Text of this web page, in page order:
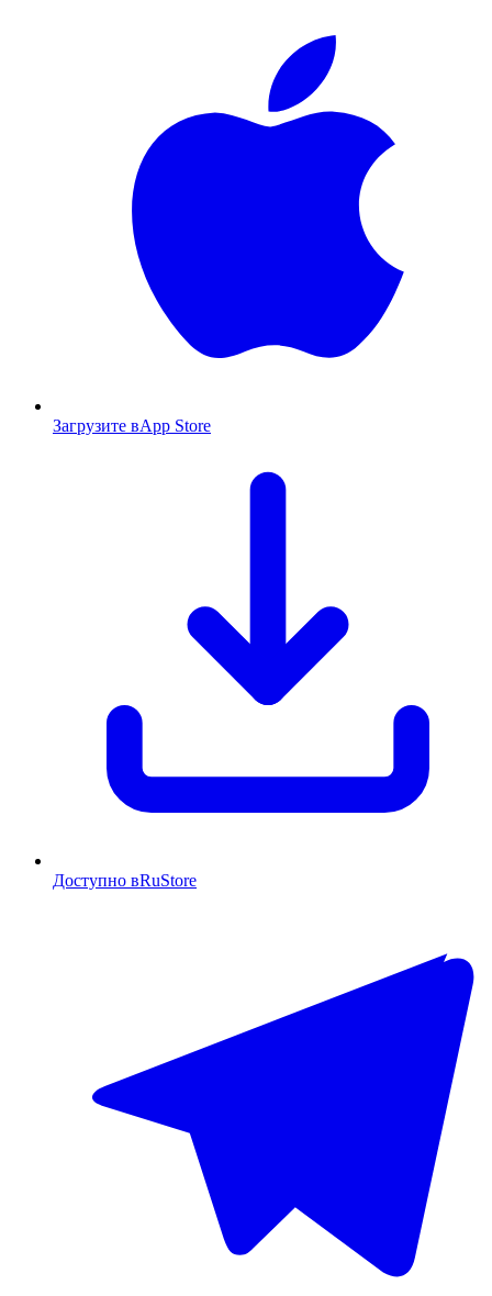
Загрузите вApp Store
Доступно вRuStore